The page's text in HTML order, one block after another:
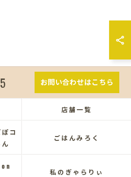
お問い合わせはこちら
店舗一覧
コ
ごはんみろく
私のぎゃらりぃ